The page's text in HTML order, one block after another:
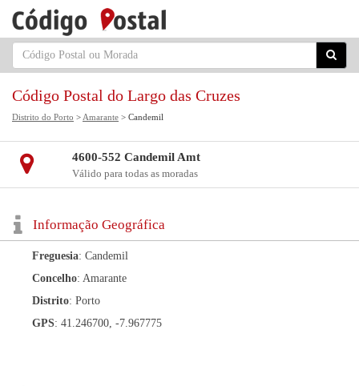
Código Postal do Largo das Cruzes
Distrito do Porto > Amarante > Candemil
4600-552 Candemil Amt
Válido para todas as moradas
Informação Geográfica
Freguesia: Candemil
Concelho: Amarante
Distrito: Porto
GPS: 41.246700, -7.967775